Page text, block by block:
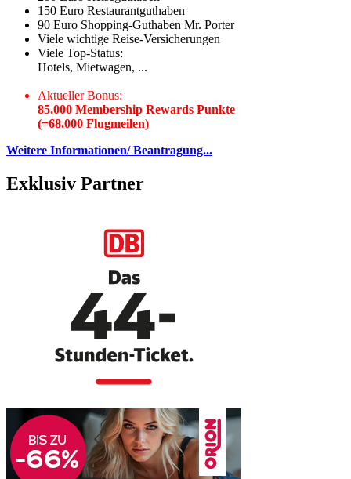
150 Euro Restaurantguthaben
90 Euro Shopping-Guthaben Mr. Porter
Viele wichtige Reise-Versicherungen
Viele Top-Status:
Hotels, Mietwagen, ...
Aktueller Bonus:
85.000 Membership Rewards Punkte
(=68.000 Flugmeilen)
Weitere Informationen/ Beantragung...
Exklusiv Partner